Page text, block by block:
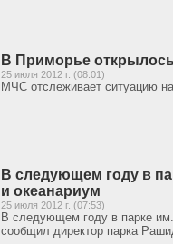
В Приморье
25 июля 2012 г. (08:01)
МЧС отслеживает ситуацию
В следующем году в
и океанариум
25 июля 2012 г. (07:53)
В следующем году в парке им.
сообщил директор парка